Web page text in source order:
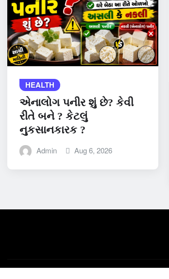
HEALTH
એનાલોગ પનીર શું છે? કેવી
રીતે બને ? કેટલું
નુકસાનકારક ?
Admin Aug 6, 2026